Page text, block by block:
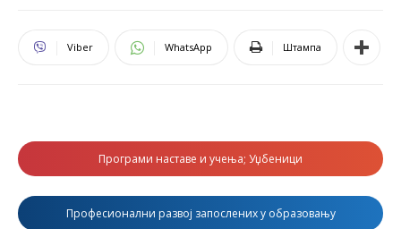
Viber WhatsApp Штампа
Програми наставе и учења; Уџбеници
Професионални развој запослених у образовању